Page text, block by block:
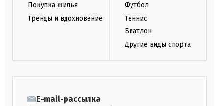
Покупка жилья
Тренды и вдохновение
Футбол
Теннис
Биатлон
Другие виды спорта
E-mail-рассылка